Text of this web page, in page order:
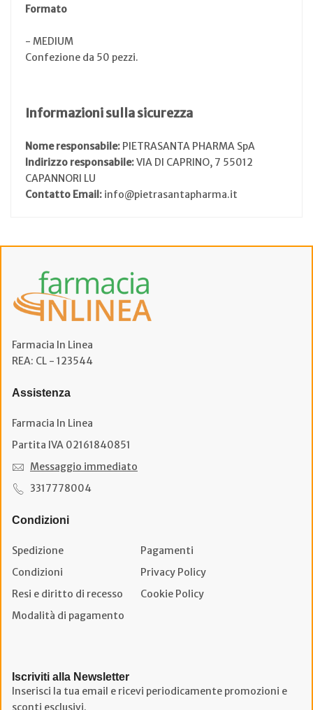
Formato
- MEDIUM
Confezione da 50 pezzi.
Informazioni sulla sicurezza
Nome responsabile: PIETRASANTA PHARMA SpA
Indirizzo responsabile:VIA DI CAPRINO, 7 55012
CAPANNORI LU
Contatto Email: info@pietrasantapharma.it
Farmacia In Linea
REA: CL - 123544
Assistenza
Farmacia In Linea
Partita IVA 02161840851
Messaggio immediato
3317778004
Condizioni
Spedizione
Pagamenti
Condizioni
Privacy Policy
Resi e diritto di recesso
Cookie Policy
Modalità di pagamento
Iscriviti alla Newsletter
Inserisci la tua email e ricevi periodicamente promozioni e
sconti esclusivi.